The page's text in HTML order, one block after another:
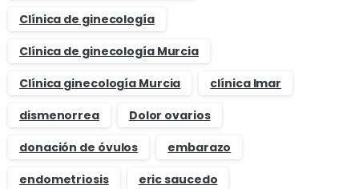
Clínica de ginecología
Clínica de ginecología Murcia
Clínica ginecología Murcia
clínica Imar
dismenorrea
Dolor ovarios
donación de óvulos
embarazo
endometriosis
eric saucedo